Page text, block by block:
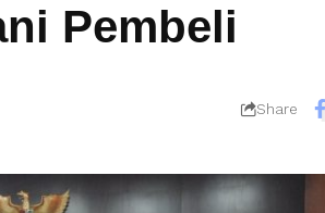
Pembeli
Share